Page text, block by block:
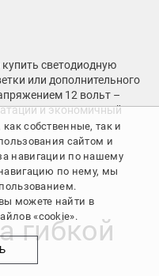
светодиодную
или дополнительного
12 вольт –
и экономичный
гибкой
собственные, так и
сайтом и
навигации по нашему
по нему, мы
можете найти в
«cookie».